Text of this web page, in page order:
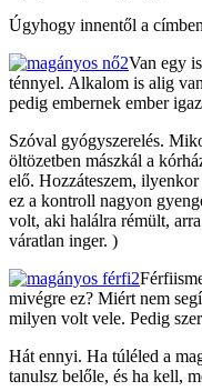
Úgyhogy innentől a
Van egy
ténnyel. Alkalom is alig
pedig embernek ember
Szóval gyógyszerelés.
öltözetben mászkál a
elő. Hozzáteszem,
ez a kontroll nagyon
volt, aki halálra rémült,
váratlan inger. )
mivégre ez? Miért nem
milyen volt vele. Pedig
Hát ennyi. Ha túléled a
tanulsz belőle, és ha kell,